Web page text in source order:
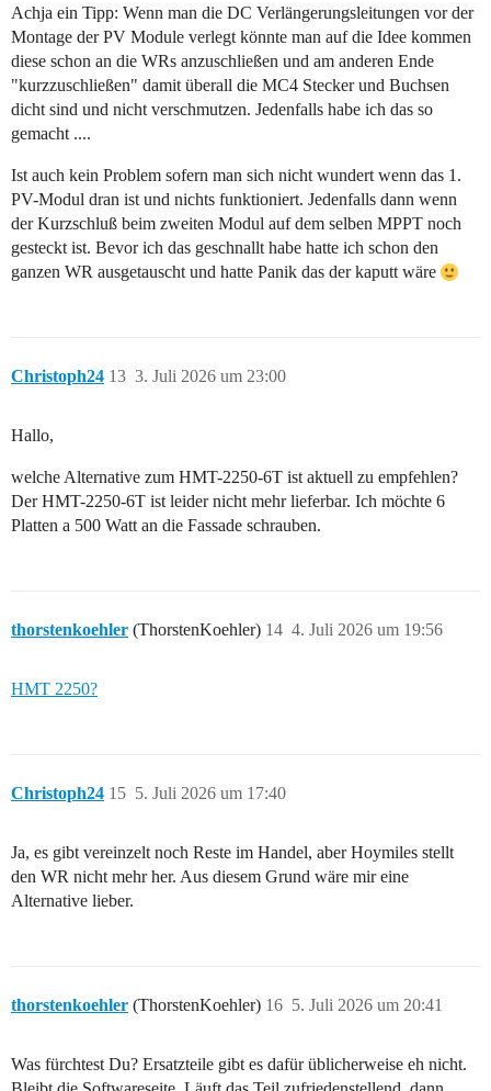
Achja ein Tipp: Wenn man die DC Verlängerungsleitungen vor der
Montage der PV Module verlegt könnte man auf die Idee kommen
diese schon an die WRs anzuschließen und am anderen Ende
"kurzzuschließen" damit überall die MC4 Stecker und Buchsen
dicht sind und nicht verschmutzen. Jedenfalls habe ich das so
gemacht ....
Ist auch kein Problem sofern man sich nicht wundert wenn das 1.
PV-Modul dran ist und nichts funktioniert. Jedenfalls dann wenn
der Kurzschluß beim zweiten Modul auf dem selben MPPT noch
gesteckt ist. Bevor ich das geschnallt habe hatte ich schon den
ganzen WR ausgetauscht und hatte Panik das der kaputt wäre
Christoph24 3. Juli 2026 um 23:00
13
Hallo,
welche Alternative zum HMT-2250-6T ist aktuell zu empfehlen?
Der HMT-2250-6T ist leider nicht mehr lieferbar. Ich möchte 6
Platten a 500 Watt an die Fassade schrauben.
thorstenkoehler (ThorstenKoehler) 4. Juli 2026 um 19:56
14
HMT 2250?
Christoph24 5. Juli 2026 um 17:40
15
Ja, es gibt vereinzelt noch Reste im Handel, aber Hoymiles stellt
den WR nicht mehr her. Aus diesem Grund wäre mir eine
Alternative lieber.
thorstenkoehler (ThorstenKoehler) 5. Juli 2026 um 20:41
16
Was fürchtest Du? Ersatzteile gibt es dafür üblicherweise eh nicht.